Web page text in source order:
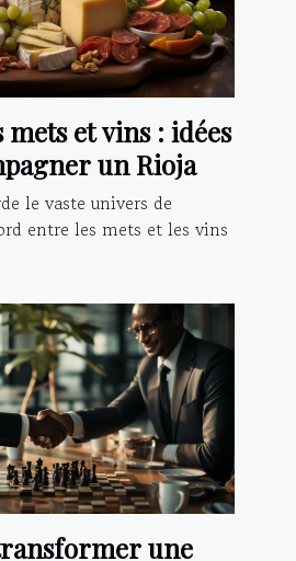
mets et vins : idées
un Rioja
le vaste univers de
entre les mets et les vins
une